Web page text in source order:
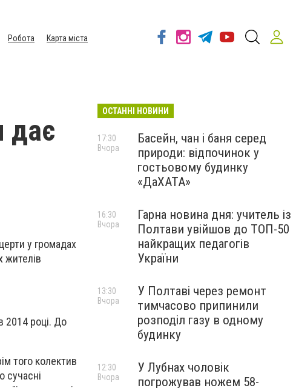
Робота
Карта міста
дає
у громадах
жителів
2014 році. До
того колектив
сучасні
ОСТАННІ НОВИНИ
Басейн, чан і баня серед
природи: відпочинок у
гостьовому будинку
«ДаХАТА»
17:30
Вчора
Гарна новина дня: учитель із
Полтави увійшов до ТОП-50
найкращих педагогів
України
16:30
Вчора
У Полтаві через ремонт
тимчасово припинили
розподіл газу в одному
будинку
13:30
Вчора
У Лубнах чоловік
погрожував ножем 58-
12:30
Вчора